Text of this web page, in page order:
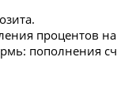
процентов
пополнения